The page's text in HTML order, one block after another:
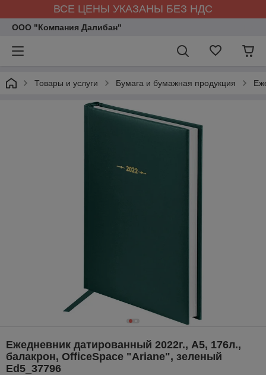
ВСЕ ЦЕНЫ УКАЗАНЫ БЕЗ НДС
ООО "Компания Далибан"
Товары и услуги Бумага и бумажная продукция
Ежедневник датированный 2022г., A5, 176л.,
балакрон, OfficeSpace "Ariane", зеленый
Ed5_37796